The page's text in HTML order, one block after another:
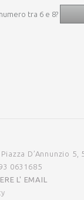
tra 6 e 8?
D’Annunzio 5,
0631685
L' EMAIL